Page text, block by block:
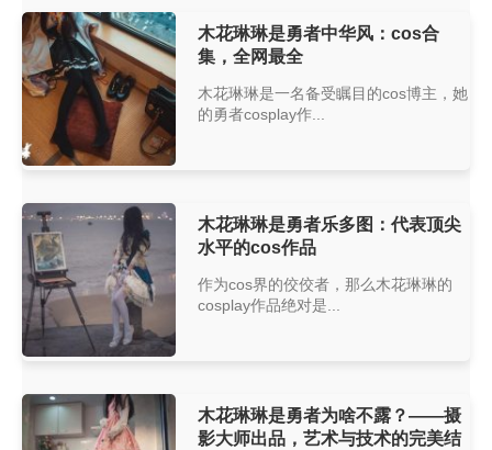
木花琳琳是勇者中华风：cos合
集，全网最全
木花琳琳是一名备受瞩目的cos博主，她
的勇者cosplay作...
木花琳琳是勇者乐多图：代表顶尖
水平的cos作品
作为cos界的佼佼者，那么木花琳琳的
cosplay作品绝对是...
木花琳琳是勇者为啥不露？——摄
影大师出品，艺术与技术的完美结